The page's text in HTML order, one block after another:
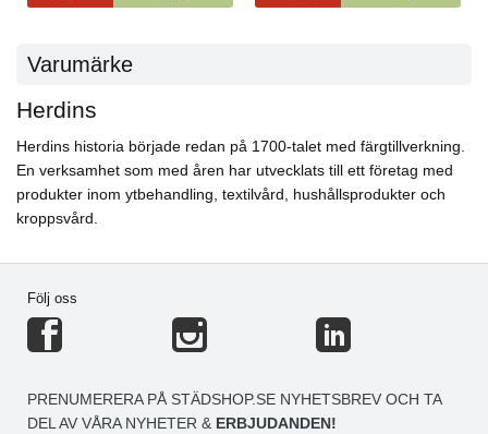
Varumärke
Herdins
Herdins historia började redan på 1700-talet med färgtillverkning.
En verksamhet som med åren har utvecklats till ett företag med
produkter inom ytbehandling, textilvård, hushållsprodukter och
kroppsvård.
Följ oss
PRENUMERERA PÅ STÄDSHOP.SE NYHETSBREV OCH TA
DEL AV VÅRA NYHETER & ERBJUDANDEN!